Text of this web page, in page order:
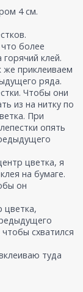
4 см.
более
клей.
же приклеиваем
ряда.
Чтобы они
из на нитку по
При
опять
цветка, я
на бумаге.
он
цветка,
схватился
туда